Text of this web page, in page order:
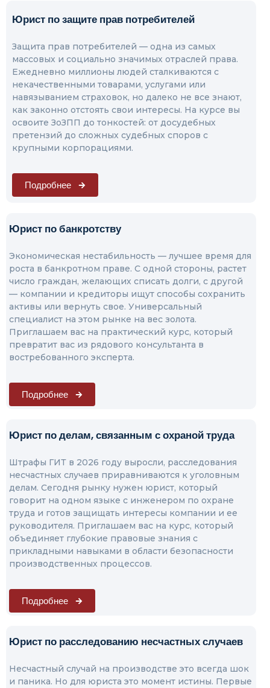
Юрист по защите прав потребителей
Защита прав потребителей — одна из самых
массовых и социально значимых отраслей права.
Ежедневно миллионы людей сталкиваются с
некачественными товарами, услугами или
навязыванием страховок, но далеко не все знают,
как законно отстоять свои интересы. На курсе вы
освоите ЗоЗПП до тонкостей: от досудебных
претензий до сложных судебных споров с
крупными корпорациями.
Подробнее
Юрист по банкротству
Экономическая нестабильность — лучшее время для
роста в банкротном праве. С одной стороны, растет
число граждан, желающих списать долги, с другой
— компании и кредиторы ищут способы сохранить
активы или вернуть свое. Универсальный
специалист на этом рынке на вес золота.
Приглашаем вас на практический курс, который
превратит вас из рядового консультанта в
востребованного эксперта.
Подробнее
Юрист по делам, связанным с охраной труда
Штрафы ГИТ в 2026 году выросли, расследования
несчастных случаев приравниваются к уголовным
делам. Сегодня рынку нужен юрист, который
говорит на одном языке с инженером по охране
труда и готов защищать интересы компании и ее
руководителя. Приглашаем вас на курс, который
объединяет глубокие правовые знания с
прикладными навыками в области безопасности
производственных процессов.
Подробнее
Юрист по расследованию несчастных случаев
Несчастный случай на производстве это всегда шок
и паника. Но для юриста это момент истины. Первые